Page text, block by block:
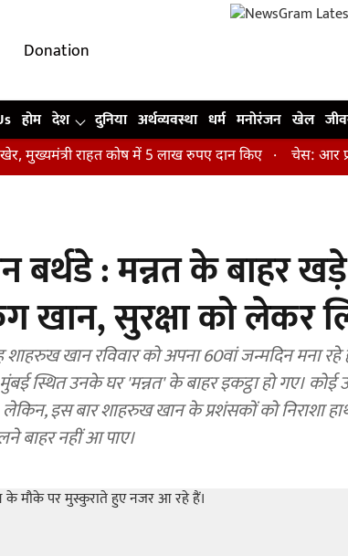
Donation
होम देश दुनिया अर्थव्यवस्था धर्म मनोरंजन खेल
राहत कोष में 5 लाख रुपए दान किए चेस: आर
बर्थडे : मन्नत के बाहर
खान, सुरक्षा को लेकर
खान रविवार को अपना 60वां जन्मदिन मना
स्थित उनके घर 'मन्नत' के बाहर इकट्ठा हो गए।
इस बार शाहरुख खान के प्रशंसकों को निराशा
बाहर नहीं आ पाए।